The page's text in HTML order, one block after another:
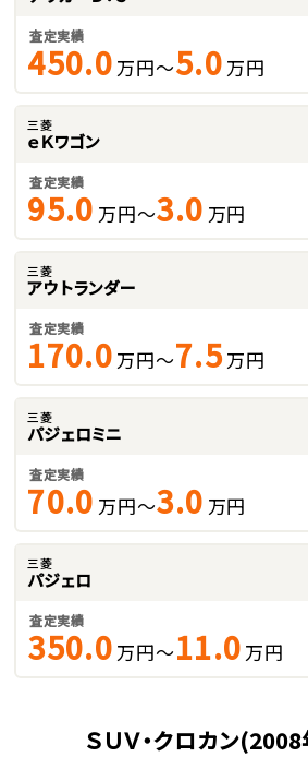
査定実績
450.0 万円～5.0 万円
三菱
ｅＫワゴン
査定実績
95.0 万円～3.0 万円
三菱
アウトランダー
査定実績
170.0 万円～7.5万円
三菱
パジェロミニ
査定実績
70.0 万円～3.0 万円
三菱
パジェロ
査定実績
350.0 万円～11.0 万円
ＳＵＶ・クロカン